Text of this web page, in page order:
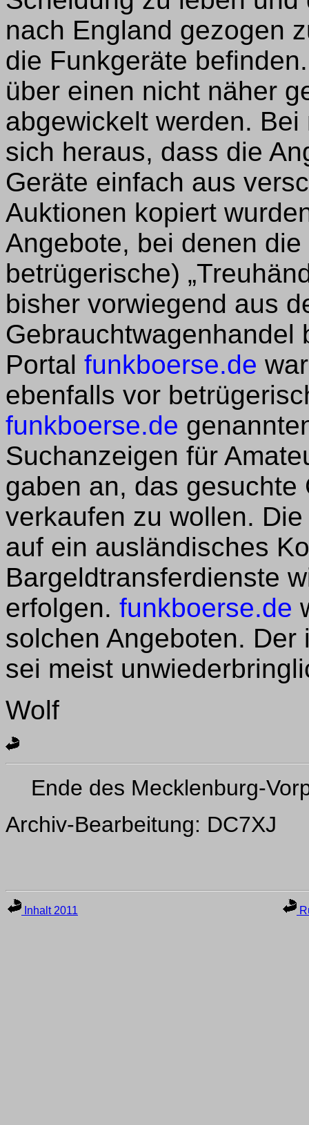
nach England gezogen
die Funkgeräte
über einen nicht näher
abgewickelt werden.
sich heraus, dass die
Geräte einfach aus
Auktionen kopiert
Angebote, bei denen
betrügerische)
bisher vorwiegend aus
Gebrauchtwagenhandel
Portal funkboerse.de
ebenfalls vor
funkboerse.de
Suchanzeigen für
gaben an, das
verkaufen zu wollen.
auf ein ausländisches
Bargeldtransferdienste
erfolgen. funkboerse.de
solchen Angeboten.
sei meist
Wolf
Ende des Mecklenburg-
Archiv-Bearbeitung: DC7XJ
Inhalt 2011